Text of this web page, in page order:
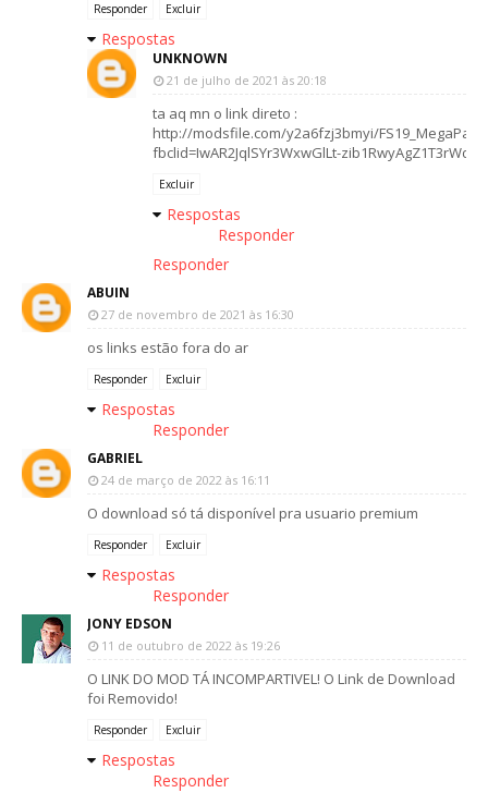
Responder Excluir
Respostas
UNKNOWN
21 de julho de 2021 às 20:18
ta aq mn o link direto :
http://modsfile.com/y2a6fzj3bmyi/
fbclid=IwAR2JqlSYr3WxwGlLt-
Excluir
Respostas
Responder
Responder
ABUIN
27 de novembro de 2021 às 16:30
os links estão fora do ar
Responder Excluir
Respostas
Responder
GABRIEL
24 de março de 2022 às 16:11
O download só tá disponível pra usuario premium
Responder Excluir
Respostas
Responder
JONY EDSON
11 de outubro de 2022 às 19:26
O LINK DO MOD TÁ INCOMPARTIVEL! O Link de Download
foi Removido!
Responder Excluir
Respostas
Responder